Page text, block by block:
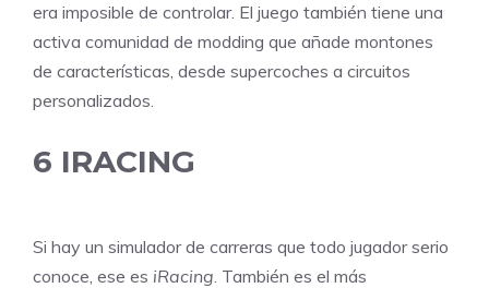
era imposible de controlar. El juego también tiene una
activa comunidad de modding que añade montones
de características, desde supercoches a circuitos
personalizados.
6 IRACING
Si hay un simulador de carreras que todo jugador serio
conoce, ese es iRacing. También es el más